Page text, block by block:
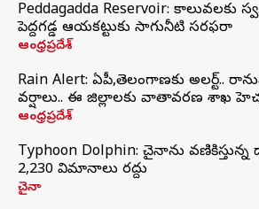
Peddagadda Reservoir: కాలువలకు
పెద్దగడ్డ ఆయకట్టుకు సాగునీటి సరఫరా
ఆంధ్రప్రదేశ్
Rain Alert: ఏపీ,తెలంగాణకు అలర్ట్..
వర్షాలు.. ఈ జిల్లాలకు వాతావరణ శాఖ
ఆంధ్రప్రదేశ్
Typhoon Dolphin: చైనాను
2,230 విమానాలు రద్దు
చైనా